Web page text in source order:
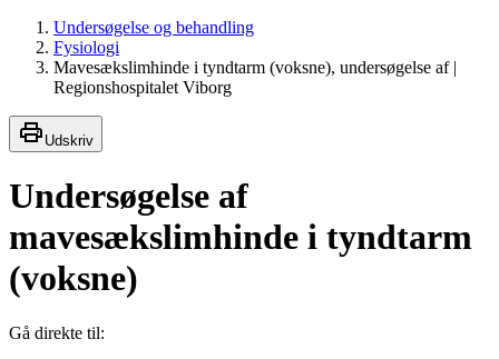
Undersøgelse og behandling
Fysiologi
Mavesækslimhinde i tyndtarm (voksne), undersøgelse af |
Regionshospitalet Viborg
Udskriv
Undersøgelse af
mavesækslimhinde i tyndtarm
(voksne)
Gå direkte til: